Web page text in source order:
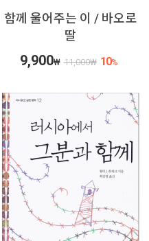
함께 울어주는 이 / 바오로
딸
9,900₩ 11,000₩ 10%